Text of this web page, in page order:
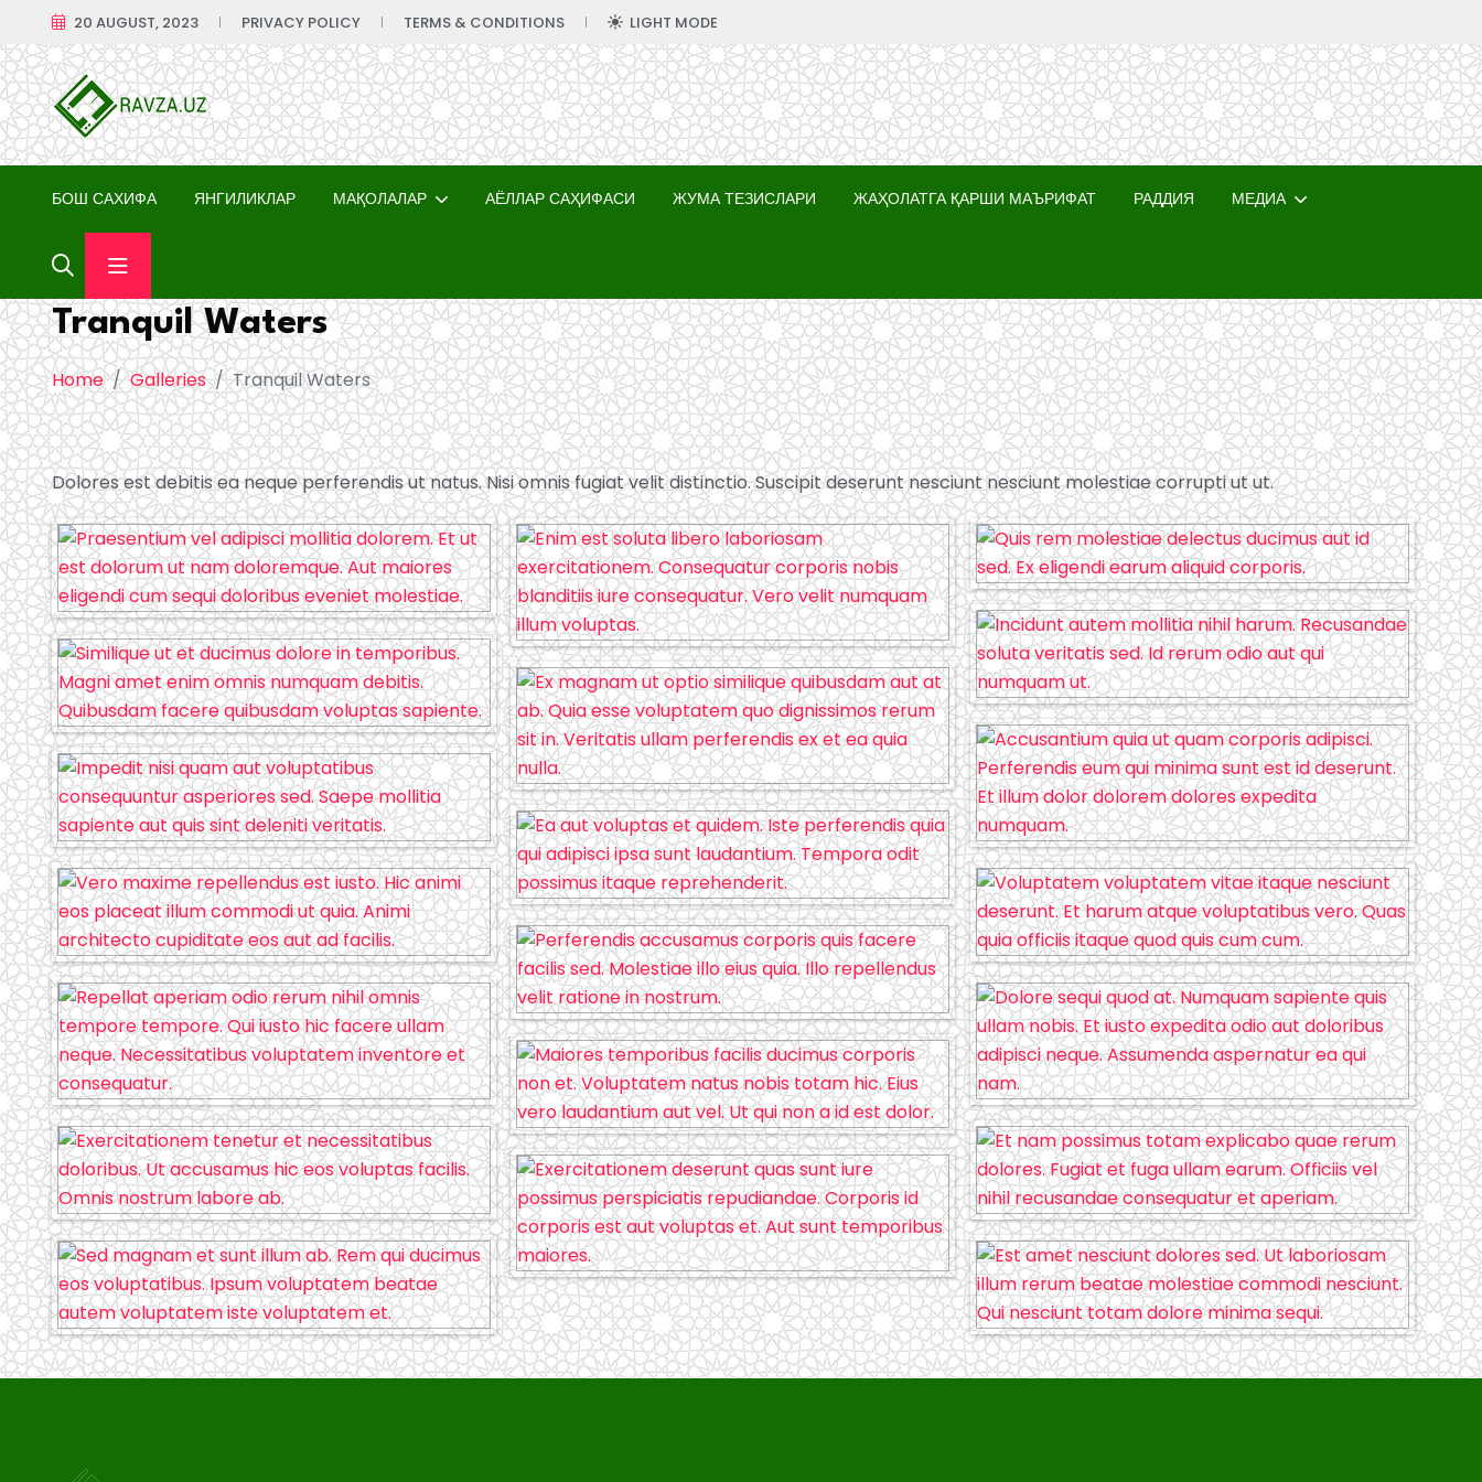
20 AUGUST, 2023 PRIVACY POLICY TERMS & CONDITIONS LIGHT MODE
БОШ САХИФА ЯНГИЛИКЛАР МАҚОЛАЛАР АЁЛЛАР САҲИФАСИ ЖУМА ТЕЗИСЛАРИ ЖАҲОЛАТГА ҚАРШИ МАЪРИФАТ РАДДИЯ МЕДИА
Tranquil Waters
Home Galleries Tranquil Waters
Dolores est debitis ea neque perferendis ut natus. Nisi omnis fugiat velit distinctio. Suscipit deserunt nesciunt nesciunt molestiae corrupti ut ut.